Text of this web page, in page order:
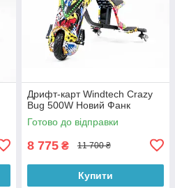
Дрифт-карт Windtech Crazy
Bug 500W Новий Фанк
Готово до відправки
8 775 ₴ 11 700 ₴
Купити